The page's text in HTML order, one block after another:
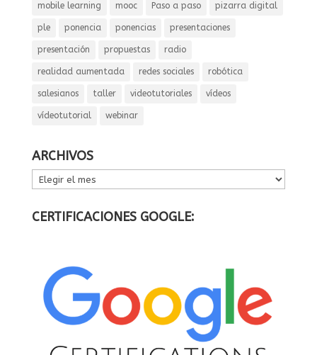
mobile learning mooc Paso a paso pizarra digital
ple ponencia ponencias presentaciones
presentación propuestas radio
realidad aumentada redes sociales robótica
salesianos taller videotutoriales vídeos
vídeotutorial webinar
ARCHIVOS
ARCHIVOS
CERTIFICACIONES GOOGLE: